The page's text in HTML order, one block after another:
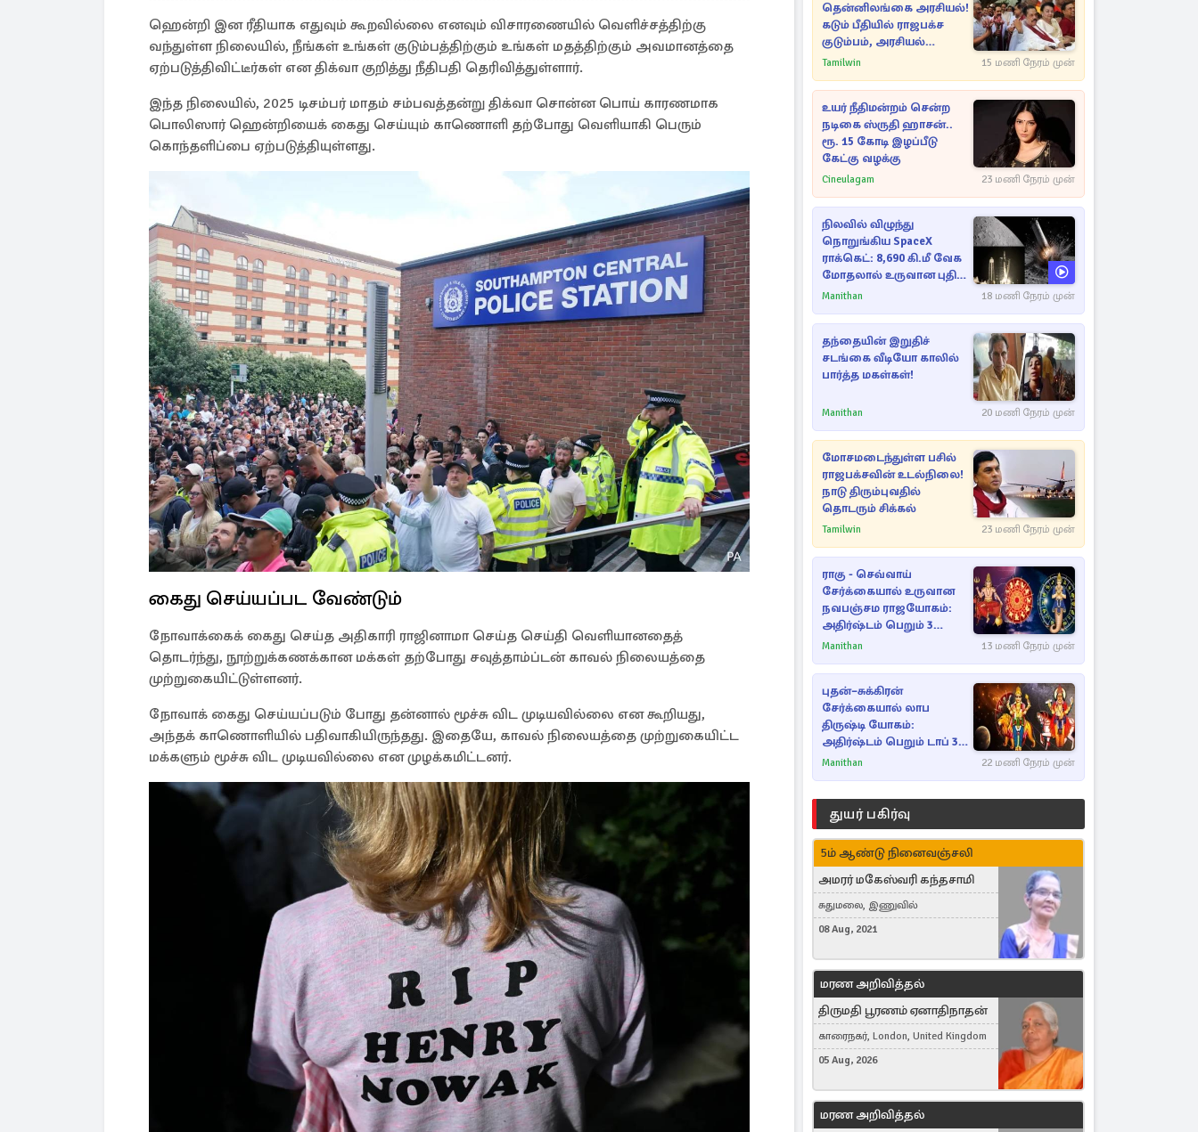
ஹென்றி இன ரீதியாக எதுவும் கூறவில்லை எனவும் விசாரணையில் வெளிச்சத்திற்கு
வந்துள்ள நிலையில், நீங்கள் உங்கள் குடும்பத்திற்கும் உங்கள் மதத்திற்கும் அவமானத்தை
ஏற்படுத்திவிட்டீர்கள் என திக்வா குறித்து நீதிபதி தெரிவித்துள்ளார்.
இந்த நிலையில், 2025 டிசம்பர் மாதம் சம்பவத்தன்று திக்வா சொன்ன பொய் காரணமாக
பொலிஸார் ஹென்றியைக் கைது செய்யும் காணொளி தற்போது வெளியாகி பெரும்
கொந்தளிப்பை ஏற்படுத்தியுள்ளது.
கைது செய்யப்பட வேண்டும்
நோவாக்கைக் கைது செய்த அதிகாரி ராஜினாமா செய்த செய்தி வெளியானதைத்
தொடர்ந்து, நூற்றுக்கணக்கான மக்கள் தற்போது சவுத்தாம்ப்டன் காவல் நிலையத்தை
முற்றுகையிட்டுள்ளனர்.
நோவாக் கைது செய்யப்படும் போது தன்னால் மூச்சு விட முடியவில்லை என கூறியது,
அந்தக் காணொளியில் பதிவாகியிருந்தது. இதையே, காவல் நிலையத்தை முற்றுகையிட்ட
மக்களும் மூச்சு விட முடியவில்லை என முழக்கமிட்டனர்.
தென்னிலங்கை அரசியல்!
கடும் பீதியில் ராஜபக்ச
குடும்பம், அரசியல்
நட்புகள்
Tamilwin 15 மணி நேரம் முன்
உயர் நீதிமன்றம் சென்ற
நடிகை ஸ்ருதி ஹாசன்..
ரூ. 15 கோடி இழப்பீடு
கேட்கு வழக்கு
Cineulagam 23 மணி நேரம் முன்
நிலவில் விழுந்து
நொறுங்கிய SpaceX
ராக்கெட்: 8,690 கி.மீ வேக
மோதலால் உருவான புதிய
பள்ளம்!
Manithan 18 மணி நேரம் முன்
தந்தையின் இறுதிச்
சடங்கை வீடியோ காலில்
பார்த்த மகள்கள்!
Manithan 20 மணி நேரம் முன்
மோசமடைந்துள்ள பசில்
ராஜபக்சவின் உடல்நிலை!
நாடு திரும்புவதில்
தொடரும் சிக்கல்
Tamilwin 23 மணி நேரம் முன்
ராகு - செவ்வாய்
சேர்க்கையால் உருவான
நவபஞ்சம ராஜயோகம்:
அதிர்ஷ்டம் பெறும் 3
ராசிகள்!
Manithan 13 மணி நேரம் முன்
புதன்–சுக்கிரன்
சேர்க்கையால் லாப
திருஷ்டி யோகம்:
அதிர்ஷ்டம் பெறும் டாப் 3
ராசிகள்!
Manithan 22 மணி நேரம் முன்
துயர் பகிர்வு
5ம் ஆண்டு நினைவஞ்சலி
அமரர் மகேஸ்வரி கந்தசாமி
சுதுமலை, இணுவில்
08 Aug, 2021
மரண அறிவித்தல்
திருமதி பூரணம் ஏனாதிநாதன்
காரைநகர், London, United Kingdom
05 Aug, 2026
மரண அறிவித்தல்